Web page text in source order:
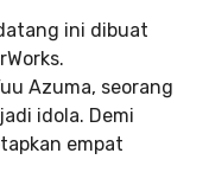
ini dibuat
Azuma, seorang
idola. Demi
empat